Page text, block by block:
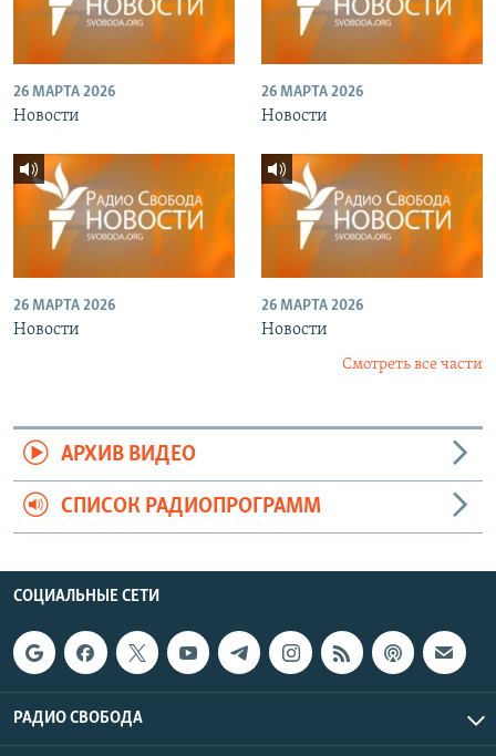
26 МАРТА 2026
Новости
26 МАРТА 2026
Новости
26 МАРТА 2026
Новости
26 МАРТА 2026
Новости
Смотреть все части
АРХИВ ВИДЕО
СПИСОК РАДИОПРОГРАММ
СОЦИАЛЬНЫЕ СЕТИ
РАДИО СВОБОДА